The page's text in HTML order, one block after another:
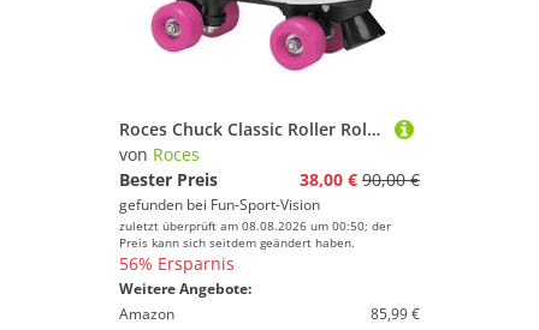
Roces Chuck Classic Roller Rollschuhe Deep Pink
von Roces
Bester Preis
38,00 € 90,00 €
gefunden bei Fun-Sport-Vision
zuletzt überprüft am 08.08.2026 um 00:50; der
Preis kann sich seitdem geändert haben.
56% Ersparnis
Weitere Angebote:
Amazon
85,99 €